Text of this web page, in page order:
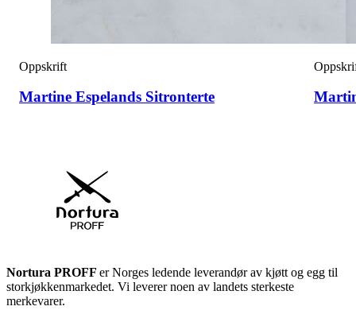
Oppskrift
Martine Espelands Sitronterte
Nortura PROFF er Norges ledende leverandør av kjøtt og egg til
storkjøkkenmarkedet. Vi leverer noen av landets sterkeste
merkevarer.